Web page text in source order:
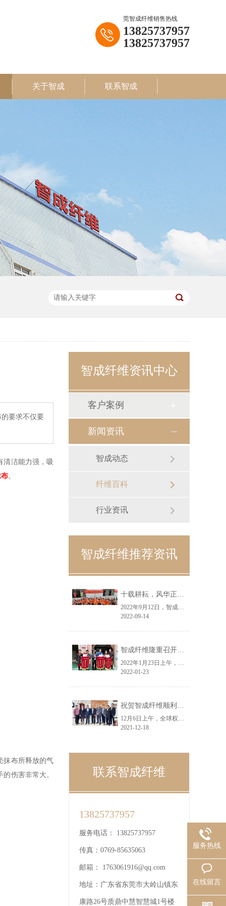
莞智成纤维销售热线
13825737957
13825737957
关于智成 联系智成
要求不仅要
清洁能力强，吸
。
抹布所释放的气
伤害非常大。
智成纤维资讯中心
客户案例
新闻资讯
智成动态
纤维百科
行业资讯
智成纤维推荐资讯
十载耕耘，风华正茂丨智成纤维十周年庆典圆满举行
2022年9月12日，智成纤维迎来了十周年生日，为了庆祝这个喜庆的日子，特举办了“智成纤维成立十周年暨第八届运动会庆典”。活动现场，职工们热情高涨，纷纷参与到各个趣味活动中来，欢笑声、助威声此起彼伏，现场氛围热烈。
2022-09-14
智成纤维隆重召开2021年度优秀员工表彰大会
2022年1月23日上午，智成纤维在九栋车间隆重召开了2021年度优秀员工表彰大会，公司总经理吴川鸿、全体员工参与了表彰大会。本次表彰大会设立的奖项有：节约奖9名、优秀员工奖4名、优秀班长奖1名，会议由张德雄、彭琼舒主持。
2022-01-23
祝贺智成纤维顺利通过SGS机构ISO9001：2015质量管理体系认证
12月6日上午，全球权威认证机构SGS公司技术专家莅临智成纤维，现场对智成进行ISO9001：2015质量管理体系审核认证，总经理吴川鸿、吴钟亮、黄小龙等领导代表公司对认证专家表示了热烈欢迎。
2021-12-18
联系智成纤维
13825737957
服务电话： 13825737957
传真： 0769-85635063
邮箱： 1763061916@qq.com
地址： 广东省东莞市大岭山镇东
康路26号质鼎中慧智慧城1号楼
服务热线
在线留言